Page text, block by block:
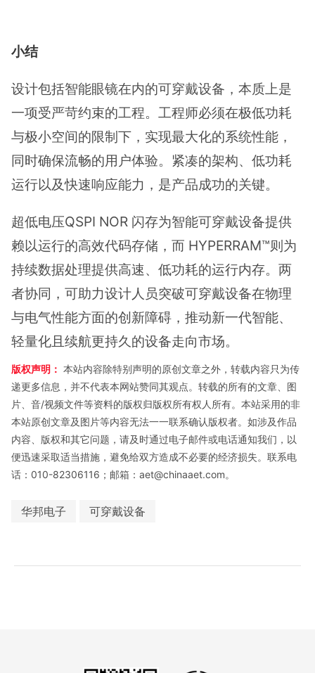
小结
设计包括智能眼镜在内的可穿戴设备，本质上是
一项受严苛约束的工程。工程师必须在极低功耗
与极小空间的限制下，实现最大化的系统性能，
同时确保流畅的用户体验。紧凑的架构、低功耗
运行以及快速响应能力，是产品成功的关键。
超低电压QSPI NOR 闪存为智能可穿戴设备提供
赖以运行的高效代码存储，而 HYPERRAM™则为
持续数据处理提供高速、低功耗的运行内存。两
者协同，可助力设计人员突破可穿戴设备在物理
与电气性能方面的创新障碍，推动新一代智能、
轻量化且续航更持久的设备走向市场。
版权声明： 本站内容除特别声明的原创文章之外，转载内容只为传
递更多信息，并不代表本网站赞同其观点。转载的所有的文章、图
片、音/视频文件等资料的版权归版权所有权人所有。本站采用的非
本站原创文章及图片等内容无法一一联系确认版权者。如涉及作品
内容、版权和其它问题，请及时通过电子邮件或电话通知我们，以
便迅速采取适当措施，避免给双方造成不必要的经济损失。联系电
话：010-82306116；邮箱：aet@chinaaet.com。
华邦电子 可穿戴设备